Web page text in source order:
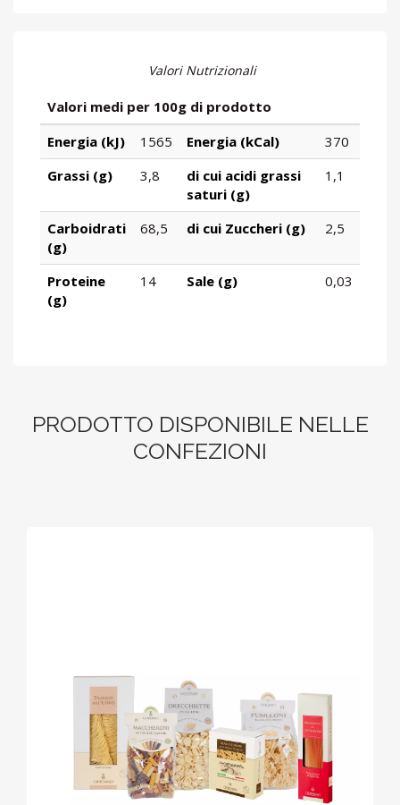
Valori Nutrizionali
Valori medi per 100g di prodotto
Energia (kJ)
1565 Energia (kCal)
370
Grassi (g)
3,8
di cui acidi grassi
saturi (g)
1,1
Carboidrati
(g)
68,5 di cui Zuccheri (g) 2,5
Proteine
(g)
14 Sale (g) 0,03
PRODOTTO DISPONIBILE NELLE
CONFEZIONI